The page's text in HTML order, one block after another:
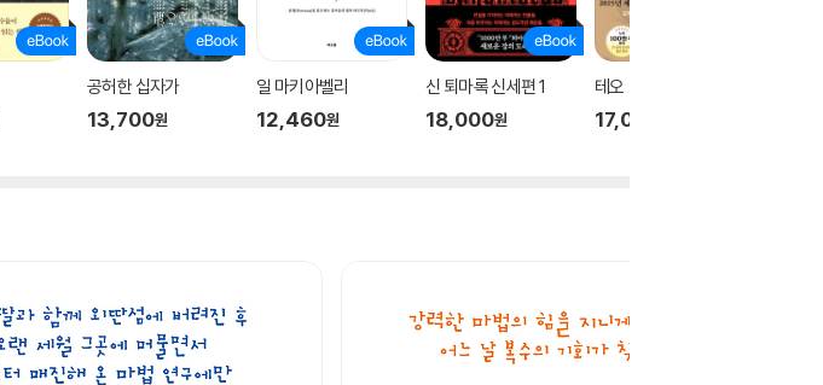
공허한 십자가
13,700원
일 마키아벨리
12,460원
신 퇴마록 신세편 1
18,000원
테오
17,000